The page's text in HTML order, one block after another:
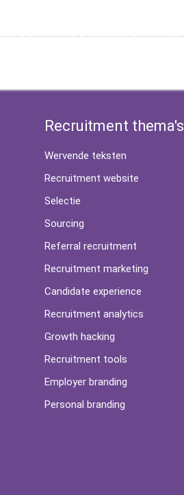
Recruitment thema's
Wervende teksten
Recruitment website
Selectie
Sourcing
Referral recruitment
Recruitment marketing
Candidate experience
Recruitment analytics
Growth hacking
Recruitment tools
Employer branding
Personal branding